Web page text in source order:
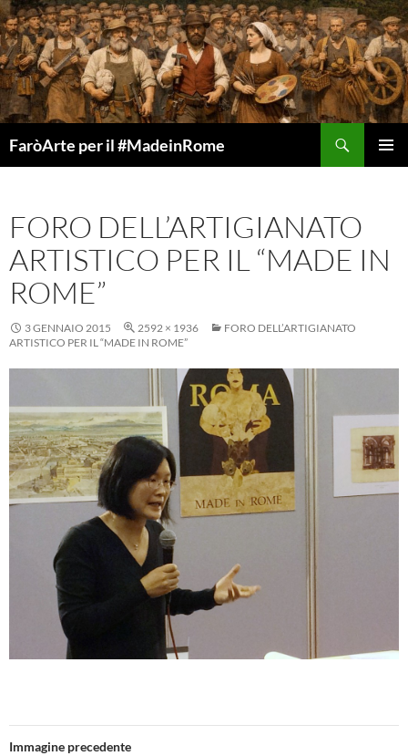
Vai
al
contenuto
FaròArte per il #MadeinRome
FORO DELL’ARTIGIANATO
ARTISTICO PER IL “MADE IN
ROME”
3 GENNAIO 2015 2592 × 1936
FORO DELL’ARTIGIANATO
ARTISTICO PER IL “MADE IN ROME”
Immagine precedente